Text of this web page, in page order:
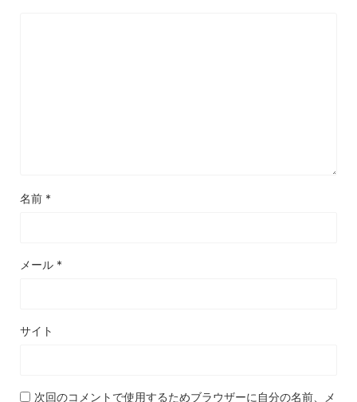
名前 *
メール *
サイト
次回のコメントで使用するためブラウザーに自分の名前、メ